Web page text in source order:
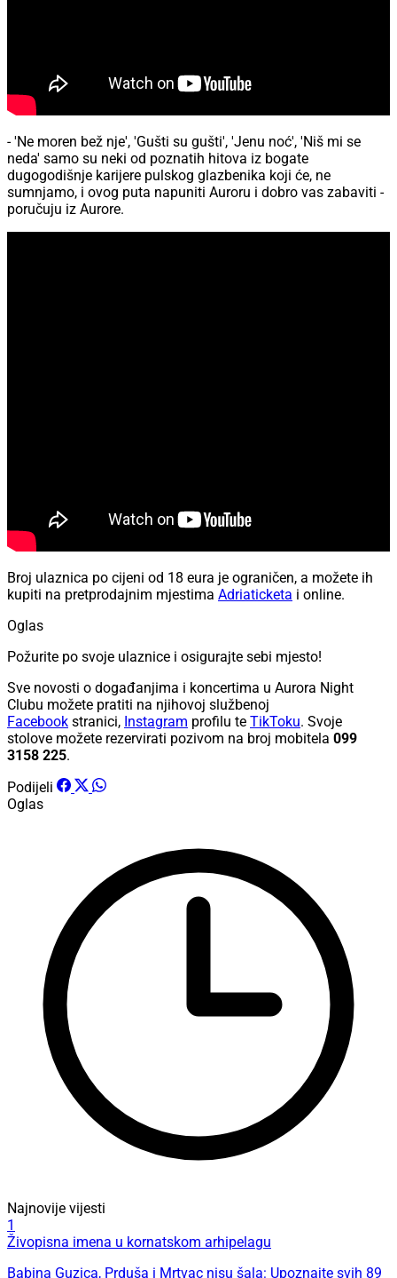
- 'Ne moren bež nje', 'Gušti su gušti', 'Jenu noć', 'Niš mi se
neda' samo su neki od poznatih hitova iz bogate
dugogodišnje karijere pulskog glazbenika koji će, ne
sumnjamo, i ovog puta napuniti Auroru i dobro vas zabaviti -
poručuju iz Aurore.
Broj ulaznica po cijeni od 18 eura je ograničen, a možete ih
kupiti na pretprodajnim mjestima Adriaticketa i online.
Oglas
Požurite po svoje ulaznice i osigurajte sebi mjesto!
Sve novosti o događanjima i koncertima u Aurora Night
Clubu možete pratiti na njihovoj službenoj
Facebook stranici, Instagram profilu te TikToku. Svoje
stolove možete rezervirati pozivom na broj mobitela 099
3158 225.
Podijeli
Oglas
Najnovije vijesti
1
Živopisna imena u kornatskom arhipelagu
Babina Guzica, Prduša i Mrtvac nisu šala: Upoznajte svih 89